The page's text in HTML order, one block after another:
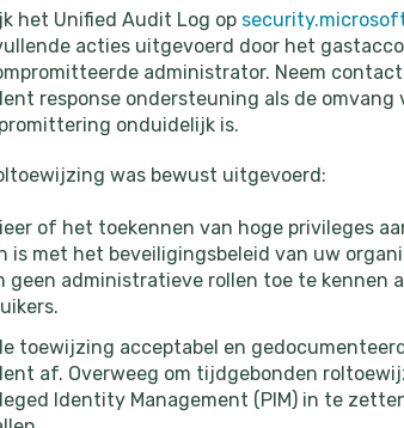
het Unified Audit Log op
acties uitgevoerd door het
administrator. Neem
response ondersteuning als de omvang
onduidelijk is.
was bewust uitgevoerd:
of het toekennen van hoge privileges
is met het beveiligingsbeleid van uw
geen administratieve rollen toe te kennen
toewijzing acceptabel en
af. Overweeg om tijdgebonden
Identity Management (PIM) in te